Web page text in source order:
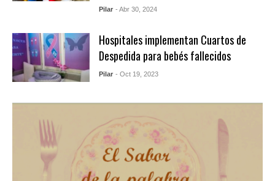
Pilar - Abr 30, 2024
Hospitales implementan Cuartos de
Despedida para bebés fallecidos
Pilar - Oct 19, 2023